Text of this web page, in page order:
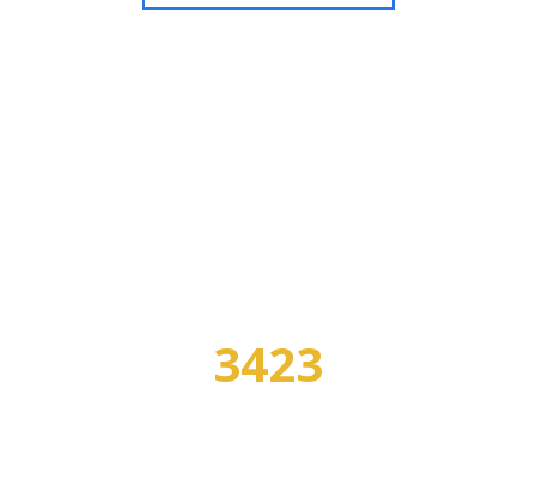
3423